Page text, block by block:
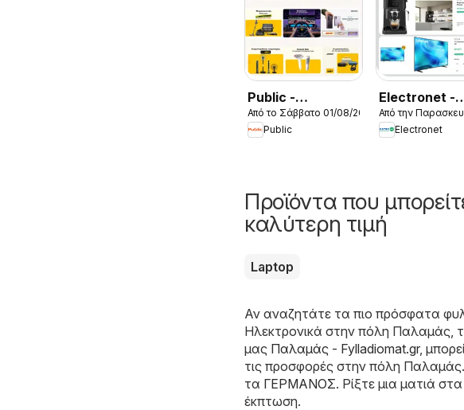
Public -
Προσφορές
Από το Σάββατο 01/08/2026
Public
Electronet -
Προσφορές
Από την
Electronet
Προϊόντα που
καλύτερη τιμή
Laptop
Αν αναζητάτε τα πιο πρόσφατα
Hλεκτρονικά στην πόλη Παλαμάς,
μας Παλαμάς - Fylladiomat.gr,
τις προσφορές στην πόλη
τα ΓΕΡΜΑΝΟΣ. Ρίξτε μια ματιά
έκπτωση.